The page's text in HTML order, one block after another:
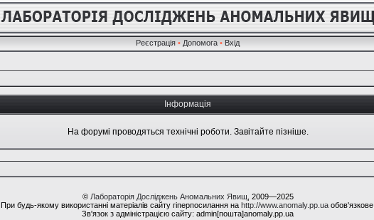
Реєстрація • Допомога • Вхід
Інформація
На форумі проводяться технічні роботи. Завітайте пізніше.
© Лабораторія Досліджень Аномальних Явищ , 2009—2025
При будь-якому використанні матеріалів сайту гіперпосилання на http://www.anomaly.pp.uaобов'язкове.
Зв'язок з адміністрацією сайту: admin[пошта]anomaly.pp.ua